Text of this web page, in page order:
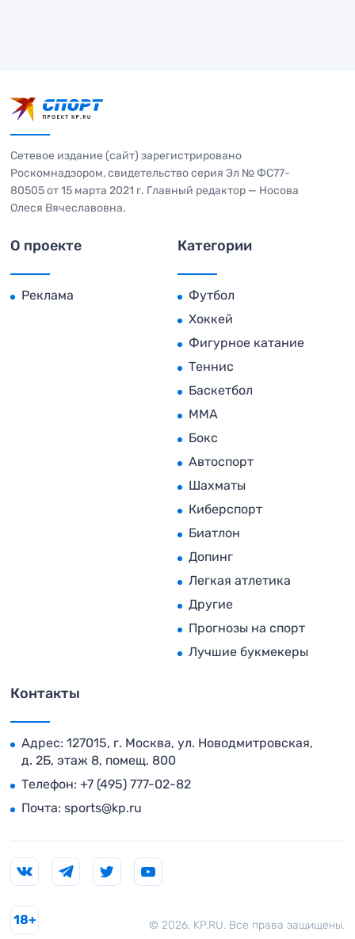
Сетевое издание (сайт) зарегистрировано
Роскомнадзором, свидетельство серия Эл № ФС77-
80505 от 15 марта 2021 г. Главный редактор — Носова
Олеся Вячеславовна.
О проекте
Реклама
Категории
Футбол
Хоккей
Фигурное катание
Теннис
Баскетбол
MMA
Бокс
Автоспорт
Шахматы
Киберспорт
Биатлон
Допинг
Легкая атлетика
Другие
Прогнозы на спорт
Лучшие букмекеры
Контакты
Адрес: 127015, г. Москва, ул. Новодмитровская,
д. 2Б, этаж 8, помещ. 800
Телефон: +7 (495) 777-02-82
Почта: sports@kp.ru
© 2026. KP.RU. Все права защищены.
18+